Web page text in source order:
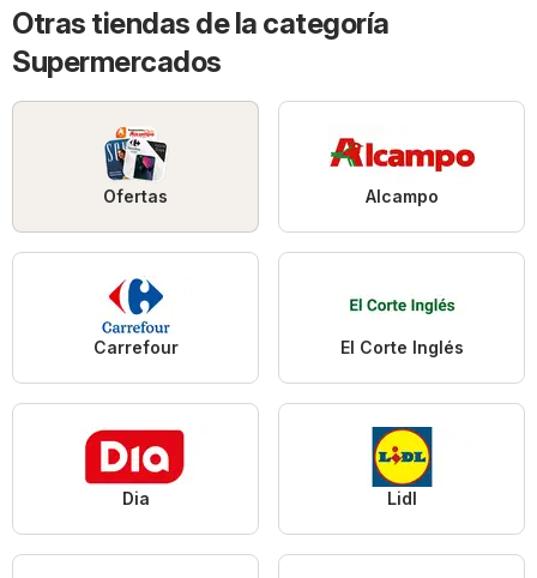
Otras tiendas de la categoría
Supermercados
Ofertas Alcampo
Carrefour El Corte Inglés
Dia Lidl